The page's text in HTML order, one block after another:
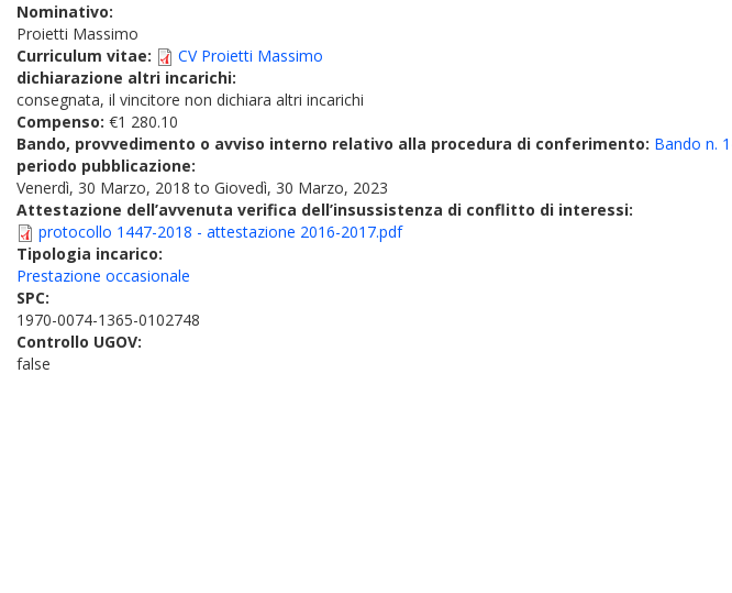
Nominativo:
Proietti Massimo
Curriculum vitae:
CV Proietti Massimo
dichiarazione altri incarichi:
consegnata, il vincitore non dichiara altri incarichi
Compenso: €1 280.10
Bando, provvedimento o avviso interno relativo alla procedura di conferimento: Bando n.
periodo pubblicazione:
Venerdì, 30 Marzo, 2018 to Giovedì, 30 Marzo, 2023
Attestazione dell’avvenuta verifica dell’insussistenza di conflitto di interessi:
protocollo 1447-2018 - attestazione 2016-2017.pdf
Tipologia incarico:
Prestazione occasionale
SPC:
1970-0074-1365-0102748
Controllo UGOV:
false